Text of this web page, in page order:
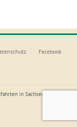
Facebook
in Sachsen